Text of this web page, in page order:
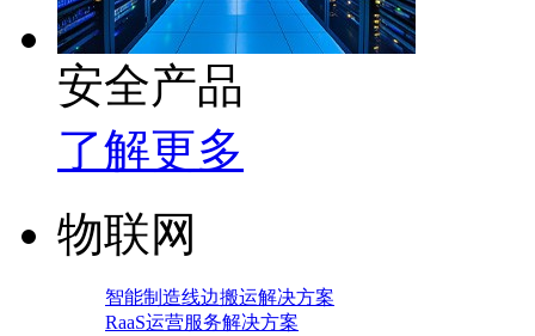
安全产品
了解更多
物联网
智能制造线边搬运解决方案
RaaS运营服务解决方案